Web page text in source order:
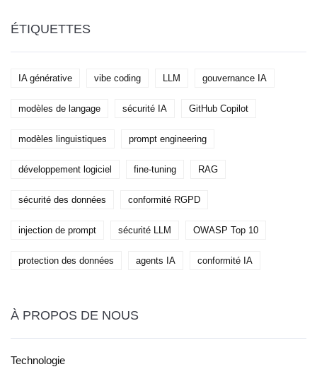
ÉTIQUETTES
IA générative vibe coding LLM gouvernance IA
modèles de langage sécurité IA GitHub Copilot
modèles linguistiques prompt engineering
développement logiciel fine-tuning RAG
sécurité des données conformité RGPD
injection de prompt sécurité LLM OWASP Top 10
protection des données agents IA conformité IA
À PROPOS DE NOUS
Technologie